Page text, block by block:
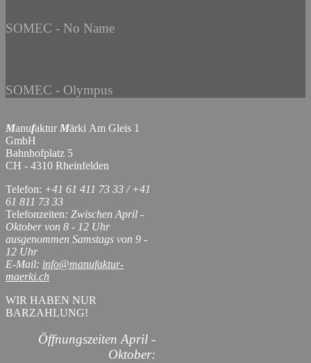
SOMEC - No Name
SOMEC - Olympus
Manufaktur Märki Am Gleis 1
GmbH
Bahnhofplatz 5
CH - 4310 Rheinfelden
Telefon: +41 61 411 73 33 / +41
61 811 73 33
Telefonzeiten: Zwischen April -
Oktober von 8 - 12 Uhr
ausgenommen Samstags von 9 -
12 Uhr
E-Mail: info@manufaktur-
maerki.ch
WIR HABEN NUR
BARZAHLUNG!
Öffnungszeiten April -
Oktober: